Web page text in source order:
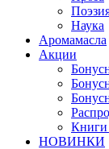
Наука
Аромамасла
Акции
Книги
НОВИНКИ